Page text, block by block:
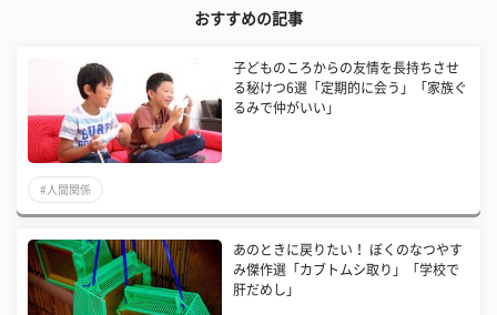
おすすめの記事
子どものころからの友情を長持ちさせ
る秘けつ6選「定期的に会う」「家族ぐ
るみで仲がいい」
#人間関係
あのときに戻りたい！ ぼくのなつやす
み傑作選「カブトムシ取り」「学校で
肝だめし」